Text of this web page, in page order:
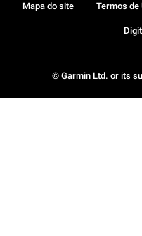
© Garmin Ltd. or its
Mapa do site Termos de